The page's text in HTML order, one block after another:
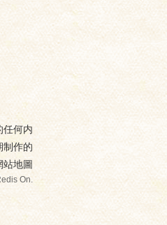
任何内
作的
站地圖
On.